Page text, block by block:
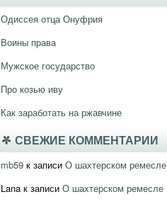
Одиссея отца Онуфрия
Воины права
Мужское государство
Про козью иву
Как заработать на ржавчине
СВЕЖИЕ КОММЕНТАРИИ
mb59 к записи О шахтерском ремесле
Lana к записи О шахтерском ремесле